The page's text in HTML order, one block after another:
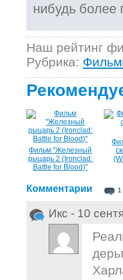
нибудь более
Наш рейтинг
Рубрика:
Фильм "Железный
рыцарь 2 (Ironclad:
Battle for Blood)"
Комментарии 1
Икс - 10